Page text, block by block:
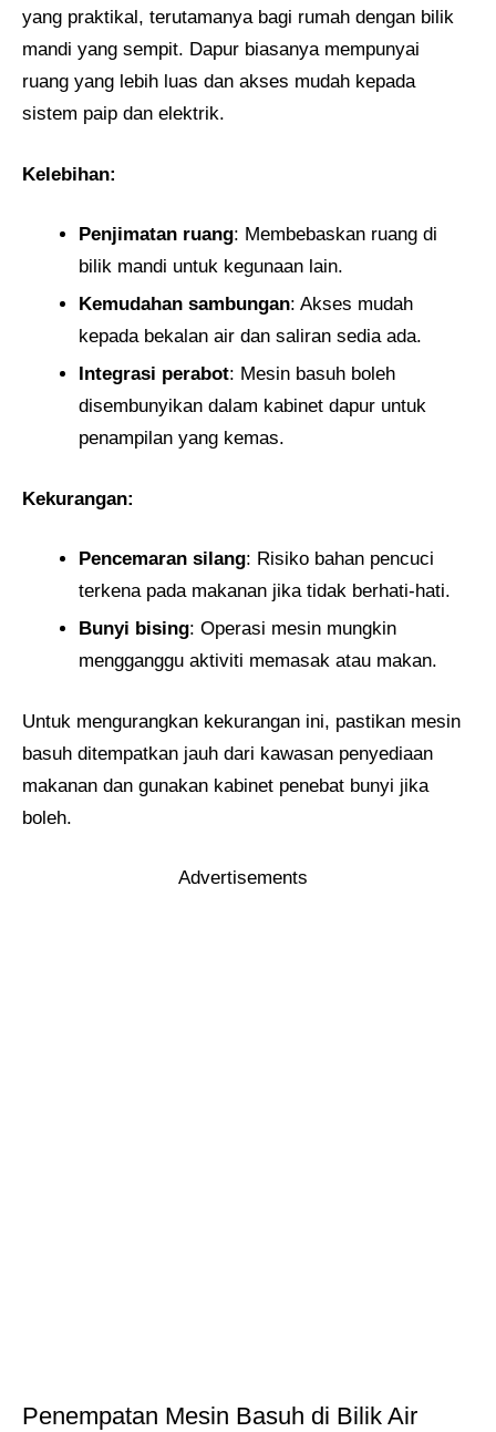
yang praktikal, terutamanya bagi rumah dengan bilik
mandi yang sempit. Dapur biasanya mempunyai
ruang yang lebih luas dan akses mudah kepada
sistem paip dan elektrik.
Kelebihan:
Penjimatan ruang: Membebaskan ruang di
bilik mandi untuk kegunaan lain.
Kemudahan sambungan: Akses mudah
kepada bekalan air dan saliran sedia ada.
Integrasi perabot: Mesin basuh boleh
disembunyikan dalam kabinet dapur untuk
penampilan yang kemas.
Kekurangan:
Pencemaran silang: Risiko bahan pencuci
terkena pada makanan jika tidak berhati-hati.
Bunyi bising: Operasi mesin mungkin
mengganggu aktiviti memasak atau makan.
Untuk mengurangkan kekurangan ini, pastikan mesin
basuh ditempatkan jauh dari kawasan penyediaan
makanan dan gunakan kabinet penebat bunyi jika
boleh.
Advertisements
Penempatan Mesin Basuh di Bilik Air